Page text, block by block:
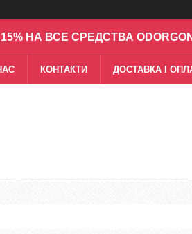
НА ВСЕ СРЕДСТВА
КОНТАКТИ ДОСТАВКА І